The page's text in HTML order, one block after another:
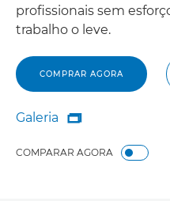
profissionais sem
trabalho o leve.
COMPRAR AGORA
Galeria
Galeria

COMPARAR AGORA